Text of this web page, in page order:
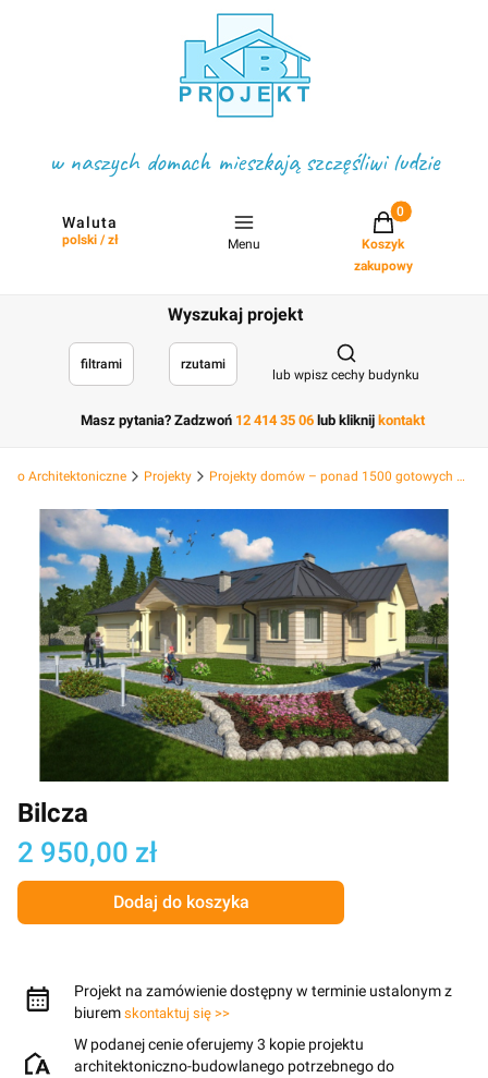
w naszych domach mieszkają szczęśliwi ludzie
Waluta
polski / zł Menu
Projekty w
Koszyk
zakupowy
Wyszukaj projekt
filtrami rzutami
Otwórz
lub wpisz cechy budynku
Masz pytania? Zadzwoń 12 414 35 06 lub kliknij kontakt
Architektoniczne Projekty Projekty domów – ponad 1500 gotowych projektów
Bilcza
Cena
2 950,00 zł
Dodaj do koszyka
Projekt na zamówienie dostępny w terminie ustalonym z
biurem skontaktuj się >>
W podanej cenie oferujemy 3 kopie projektu
architektoniczno-budowlanego potrzebnego do